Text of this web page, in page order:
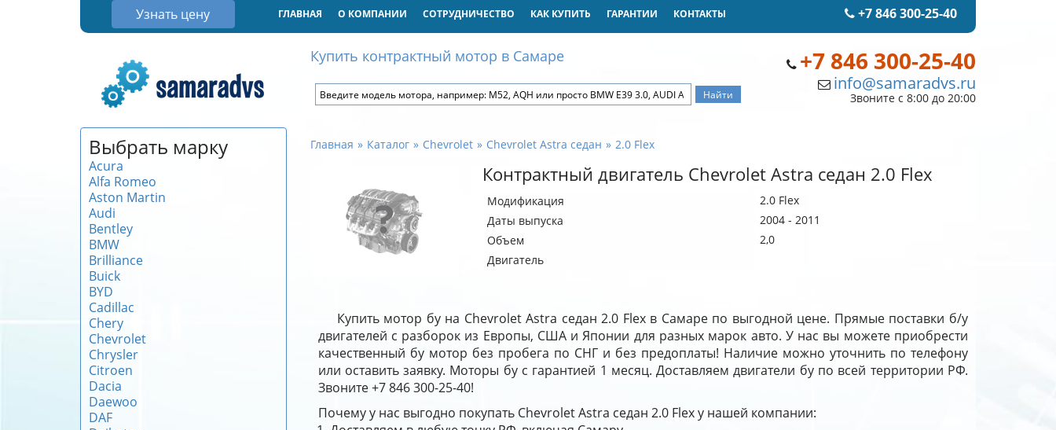
Узнать цену +7 846 300-25-40
ГЛАВНАЯ О КОМПАНИИ СОТРУДНИЧЕСТВО КАК КУПИТЬ ГАРАНТИИ КОНТАКТЫ
+7 846 300-25-40
info@samaradvs.ru
Звоните с 8:00 до 20:00
Купить контрактный мотор в Самаре
Выбрать марку
Acura
Alfa Romeo
Aston Martin
Audi
Bentley
BMW
Brilliance
Buick
BYD
Cadillac
Chery
Chevrolet
Chrysler
Citroen
Dacia
Daewoo
DAF
Главная Каталог Chevrolet Chevrolet Astra седан 2.0 Flex
Контрактный двигатель Chevrolet Astra седан 2.0 Flex
Модификация
2.0 Flex
Даты выпуска
2004 - 2011
Объем
2,0
Двигатель
Купить мотор бу на Chevrolet Astra седан 2.0 Flex в Самаре по выгодной цене. Прямые поставки б/у
двигателей с разборок из Европы, США и Японии для разных марок авто. У нас вы можете приобрести
качественный бу мотор без пробега по СНГ и без предоплаты! Наличие можно уточнить по телефону
или оставить заявку. Моторы бу с гарантией 1 месяц. Доставляем двигатели бу по всей территории РФ.
Звоните +7 846 300-25-40!
Почему у нас выгодно покупать Chevrolet Astra седан 2.0 Flex у нашей компании: